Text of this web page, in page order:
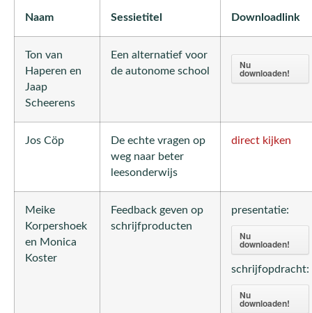
Naam Sessietitel Downloadlink
Ton van
Haperen en
Jaap
Scheerens
Een alternatief voor
de autonome school
Nu
downloaden!
Jos Cöp
De echte vragen op
weg naar beter
leesonderwijs
direct kijken
Meike
Korpershoek
en Monica
Koster
Feedback geven op
schrijfproducten
presentatie:
Nu
downloaden!
schrijfopdracht:
Nu
downloaden!